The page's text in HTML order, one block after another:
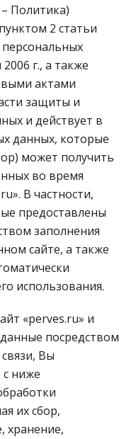
Политика)
2 статьи
г., а также
актами
защиты и
и действует в
данных, которые
может получить
во время
В частности,
предоставлены
заполнения
сайте, а также
использования.
«perves.ru» и
посредством
Вы
с ниже
их сбор,
хранение,